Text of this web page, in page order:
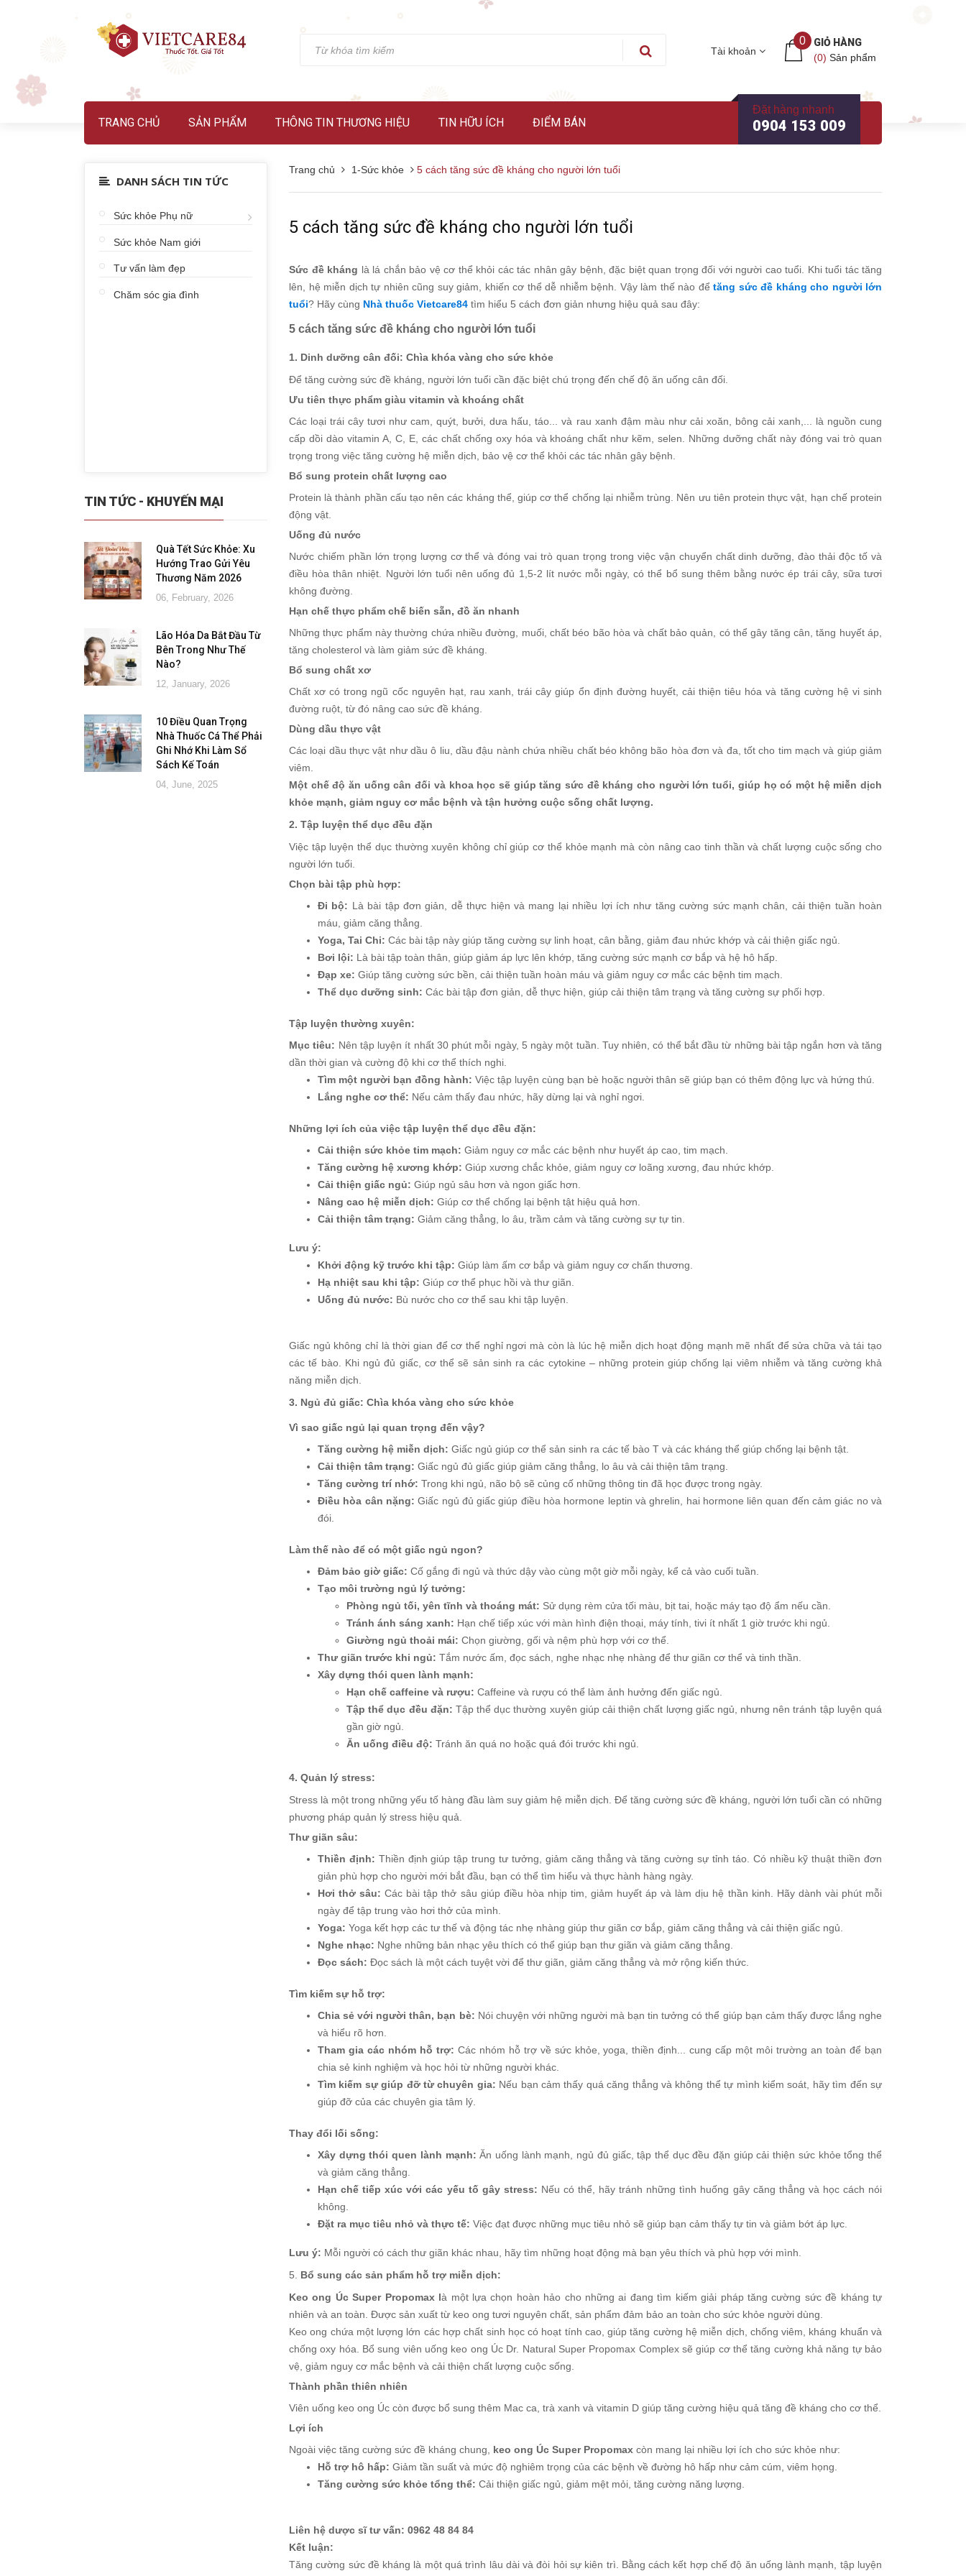
Tài khoản
0
GIỎ HÀNG
(0) Sản phẩm
TRANG CHỦ SẢN PHẨM THÔNG TIN THƯƠNG HIỆU TIN HỮU ÍCH ĐIỂM BÁN
Đặt hàng nhanh
0904 153 009
Trang chủ 1-Sức khỏe 5 cách tăng sức đề kháng cho người lớn tuổi
5 cách tăng sức đề kháng cho người lớn tuổi
Sức đề kháng là lá chắn bảo vệ cơ thể khỏi các tác nhân gây bệnh, đặc biệt quan trọng đối với người cao tuổi. Khi tuổi tác tăng
lên, hệ miễn dịch tự nhiên cũng suy giảm, khiến cơ thể dễ nhiễm bệnh. Vậy làm thế nào để tăng sức đề kháng cho người lớn
tuổi? Hãy cùng Nhà thuốc Vietcare84 tìm hiểu 5 cách đơn giản nhưng hiệu quả sau đây:
5 cách tăng sức đề kháng cho người lớn tuổi
1. Dinh dưỡng cân đối: Chìa khóa vàng cho sức khỏe
Để tăng cường sức đề kháng, người lớn tuổi cần đặc biệt chú trọng đến chế độ ăn uống cân đối.
Ưu tiên thực phẩm giàu vitamin và khoáng chất
Các loại trái cây tươi như cam, quýt, bưởi, dưa hấu, táo... và rau xanh đậm màu như cải xoăn, bông cải xanh,... là nguồn cung
cấp dồi dào vitamin A, C, E, các chất chống oxy hóa và khoáng chất như kẽm, selen. Những dưỡng chất này đóng vai trò quan
trọng trong việc tăng cường hệ miễn dịch, bảo vệ cơ thể khỏi các tác nhân gây bệnh.
Bổ sung protein chất lượng cao
Protein là thành phần cấu tạo nên các kháng thể, giúp cơ thể chống lại nhiễm trùng. Nên ưu tiên protein thực vật, hạn chế protein
động vật.
Uống đủ nước
Nước chiếm phần lớn trọng lượng cơ thể và đóng vai trò quan trọng trong việc vận chuyển chất dinh dưỡng, đào thải độc tố và
điều hòa thân nhiệt. Người lớn tuổi nên uống đủ 1,5-2 lít nước mỗi ngày, có thể bổ sung thêm bằng nước ép trái cây, sữa tươi
không đường.
Hạn chế thực phẩm chế biến sẵn, đồ ăn nhanh
Những thực phẩm này thường chứa nhiều đường, muối, chất béo bão hòa và chất bảo quản, có thể gây tăng cân, tăng huyết áp,
tăng cholesterol và làm giảm sức đề kháng.
Bổ sung chất xơ
Chất xơ có trong ngũ cốc nguyên hạt, rau xanh, trái cây giúp ổn định đường huyết, cải thiện tiêu hóa và tăng cường hệ vi sinh
đường ruột, từ đó nâng cao sức đề kháng.
Dùng dầu thực vật
Các loại dầu thực vật như dầu ô liu, dầu đậu nành chứa nhiều chất béo không bão hòa đơn và đa, tốt cho tim mạch và giúp giảm
viêm.
Một chế độ ăn uống cân đối và khoa học sẽ giúp tăng sức đề kháng cho người lớn tuổi, giúp họ có một hệ miễn dịch
khỏe mạnh, giảm nguy cơ mắc bệnh và tận hưởng cuộc sống chất lượng.
2. Tập luyện thể dục đều đặn
Việc tập luyện thể dục thường xuyên không chỉ giúp cơ thể khỏe mạnh mà còn nâng cao tinh thần và chất lượng cuộc sống cho
người lớn tuổi.
Chọn bài tập phù hợp:
Đi bộ: Là bài tập đơn giản, dễ thực hiện và mang lại nhiều lợi ích như tăng cường sức mạnh chân, cải thiện tuần hoàn
máu, giảm căng thẳng.
Yoga, Tai Chi: Các bài tập này giúp tăng cường sự linh hoạt, cân bằng, giảm đau nhức khớp và cải thiện giấc ngủ.
Bơi lội: Là bài tập toàn thân, giúp giảm áp lực lên khớp, tăng cường sức mạnh cơ bắp và hệ hô hấp.
Đạp xe: Giúp tăng cường sức bền, cải thiện tuần hoàn máu và giảm nguy cơ mắc các bệnh tim mạch.
Thể dục dưỡng sinh: Các bài tập đơn giản, dễ thực hiện, giúp cải thiện tâm trạng và tăng cường sự phối hợp.
Tập luyện thường xuyên:
Mục tiêu: Nên tập luyện ít nhất 30 phút mỗi ngày, 5 ngày một tuần. Tuy nhiên, có thể bắt đầu từ những bài tập ngắn hơn và tăng
dần thời gian và cường độ khi cơ thể thích nghi.
Tìm một người bạn đồng hành: Việc tập luyện cùng bạn bè hoặc người thân sẽ giúp bạn có thêm động lực và hứng thú.
Lắng nghe cơ thể: Nếu cảm thấy đau nhức, hãy dừng lại và nghỉ ngơi.
Những lợi ích của việc tập luyện thể dục đều đặn:
Cải thiện sức khỏe tim mạch: Giảm nguy cơ mắc các bệnh như huyết áp cao, tim mạch.
Tăng cường hệ xương khớp: Giúp xương chắc khỏe, giảm nguy cơ loãng xương, đau nhức khớp.
Cải thiện giấc ngủ: Giúp ngủ sâu hơn và ngon giấc hơn.
Nâng cao hệ miễn dịch: Giúp cơ thể chống lại bệnh tật hiệu quả hơn.
Cải thiện tâm trạng: Giảm căng thẳng, lo âu, trầm cảm và tăng cường sự tự tin.
Lưu ý:
Khởi động kỹ trước khi tập: Giúp làm ấm cơ bắp và giảm nguy cơ chấn thương.
Hạ nhiệt sau khi tập: Giúp cơ thể phục hồi và thư giãn.
Uống đủ nước: Bù nước cho cơ thể sau khi tập luyện.
Giấc ngủ không chỉ là thời gian để cơ thể nghỉ ngơi mà còn là lúc hệ miễn dịch hoạt động mạnh mẽ nhất để sửa chữa và tái tạo
các tế bào. Khi ngủ đủ giấc, cơ thể sẽ sản sinh ra các cytokine – những protein giúp chống lại viêm nhiễm và tăng cường khả
năng miễn dịch.
3. Ngủ đủ giấc: Chìa khóa vàng cho sức khỏe
Vì sao giấc ngủ lại quan trọng đến vậy?
Tăng cường hệ miễn dịch: Giấc ngủ giúp cơ thể sản sinh ra các tế bào T và các kháng thể giúp chống lại bệnh tật.
Cải thiện tâm trạng: Giấc ngủ đủ giấc giúp giảm căng thẳng, lo âu và cải thiện tâm trạng.
Tăng cường trí nhớ: Trong khi ngủ, não bộ sẽ củng cố những thông tin đã học được trong ngày.
Điều hòa cân nặng: Giấc ngủ đủ giấc giúp điều hòa hormone leptin và ghrelin, hai hormone liên quan đến cảm giác no và
đói.
Làm thế nào để có một giấc ngủ ngon?
Đảm bảo giờ giấc: Cố gắng đi ngủ và thức dậy vào cùng một giờ mỗi ngày, kể cả vào cuối tuần.
Tạo môi trường ngủ lý tưởng:
Phòng ngủ tối, yên tĩnh và thoáng mát: Sử dụng rèm cửa tối màu, bịt tai, hoặc máy tạo độ ẩm nếu cần.
Tránh ánh sáng xanh: Hạn chế tiếp xúc với màn hình điện thoại, máy tính, tivi ít nhất 1 giờ trước khi ngủ.
Giường ngủ thoải mái: Chọn giường, gối và nệm phù hợp với cơ thể.
Thư giãn trước khi ngủ: Tắm nước ấm, đọc sách, nghe nhạc nhẹ nhàng để thư giãn cơ thể và tinh thần.
Xây dựng thói quen lành mạnh:
Hạn chế caffeine và rượu: Caffeine và rượu có thể làm ảnh hưởng đến giấc ngủ.
Tập thể dục đều đặn: Tập thể dục thường xuyên giúp cải thiện chất lượng giấc ngủ, nhưng nên tránh tập luyện quá
gần giờ ngủ.
Ăn uống điều độ: Tránh ăn quá no hoặc quá đói trước khi ngủ.
4. Quản lý stress:
Stress là một trong những yếu tố hàng đầu làm suy giảm hệ miễn dịch. Để tăng cường sức đề kháng, người lớn tuổi cần có những
phương pháp quản lý stress hiệu quả.
Thư giãn sâu:
Thiền định: Thiền định giúp tập trung tư tưởng, giảm căng thẳng và tăng cường sự tỉnh táo. Có nhiều kỹ thuật thiền đơn
giản phù hợp cho người mới bắt đầu, bạn có thể tìm hiểu và thực hành hàng ngày.
Hơi thở sâu: Các bài tập thở sâu giúp điều hòa nhịp tim, giảm huyết áp và làm dịu hệ thần kinh. Hãy dành vài phút mỗi
ngày để tập trung vào hơi thở của mình.
Yoga: Yoga kết hợp các tư thế và động tác nhẹ nhàng giúp thư giãn cơ bắp, giảm căng thẳng và cải thiện giấc ngủ.
Nghe nhạc: Nghe những bản nhạc yêu thích có thể giúp bạn thư giãn và giảm căng thẳng.
Đọc sách: Đọc sách là một cách tuyệt vời để thư giãn, giảm căng thẳng và mở rộng kiến thức.
Tìm kiếm sự hỗ trợ:
Chia sẻ với người thân, bạn bè: Nói chuyện với những người mà bạn tin tưởng có thể giúp bạn cảm thấy được lắng nghe
và hiểu rõ hơn.
Tham gia các nhóm hỗ trợ: Các nhóm hỗ trợ về sức khỏe, yoga, thiền định... cung cấp một môi trường an toàn để bạn
chia sẻ kinh nghiệm và học hỏi từ những người khác.
Tìm kiếm sự giúp đỡ từ chuyên gia: Nếu bạn cảm thấy quá căng thẳng và không thể tự mình kiểm soát, hãy tìm đến sự
giúp đỡ của các chuyên gia tâm lý.
Thay đổi lối sống:
Xây dựng thói quen lành mạnh: Ăn uống lành mạnh, ngủ đủ giấc, tập thể dục đều đặn giúp cải thiện sức khỏe tổng thể
và giảm căng thẳng.
Hạn chế tiếp xúc với các yếu tố gây stress: Nếu có thể, hãy tránh những tình huống gây căng thẳng và học cách nói
không.
Đặt ra mục tiêu nhỏ và thực tế: Việc đạt được những mục tiêu nhỏ sẽ giúp bạn cảm thấy tự tin và giảm bớt áp lực.
Lưu ý: Mỗi người có cách thư giãn khác nhau, hãy tìm những hoạt động mà bạn yêu thích và phù hợp với mình.
5. Bổ sung các sản phẩm hỗ trợ miễn dịch:
Keo ong Úc Super Propomax là một lựa chọn hoàn hảo cho những ai đang tìm kiếm giải pháp tăng cường sức đề kháng tự
nhiên và an toàn. Được sản xuất từ keo ong tươi nguyên chất, sản phẩm đảm bảo an toàn cho sức khỏe người dùng.
Keo ong chứa một lượng lớn các hợp chất sinh học có hoạt tính cao, giúp tăng cường hệ miễn dịch, chống viêm, kháng khuẩn và
chống oxy hóa. Bổ sung viên uống keo ong Úc Dr. Natural Super Propomax Complex sẽ giúp cơ thể tăng cường khả năng tự bảo
vệ, giảm nguy cơ mắc bệnh và cải thiện chất lượng cuộc sống.
Thành phần thiên nhiên
Viên uống keo ong Úc còn được bổ sung thêm Mac ca, trà xanh và vitamin D giúp tăng cường hiệu quả tăng đề kháng cho cơ thể.
Lợi ích
Ngoài việc tăng cường sức đề kháng chung, keo ong Úc Super Propomax còn mang lại nhiều lợi ích cho sức khỏe như:
Hỗ trợ hô hấp: Giảm tần suất và mức độ nghiêm trọng của các bệnh về đường hô hấp như cảm cúm, viêm họng.
Tăng cường sức khỏe tổng thể: Cải thiện giấc ngủ, giảm mệt mỏi, tăng cường năng lượng.
Liên hệ dược sĩ tư vấn: 0962 48 84 84
Kết luận:
Tăng cường sức đề kháng là một quá trình lâu dài và đòi hỏi sự kiên trì. Bằng cách kết hợp chế độ ăn uống lành mạnh, tập luyện
DANH SÁCH TIN TỨC
Sức khỏe Phụ nữ
Sức khỏe Nam giới
Tư vấn làm đẹp
Chăm sóc gia đình
TIN TỨC - KHUYẾN MẠI
Quà Tết Sức Khỏe: Xu
Hướng Trao Gửi Yêu
Thương Năm 2026
06, February, 2026
Lão Hóa Da Bắt Đầu Từ
Bên Trong Như Thế
Nào?
12, January, 2026
10 Điều Quan Trọng
Nhà Thuốc Cá Thể Phải
Ghi Nhớ Khi Làm Sổ
Sách Kế Toán
04, June, 2025